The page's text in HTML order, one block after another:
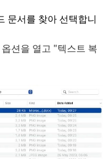
문서를 찾아 선택합니
션을 열고 "텍스트 복